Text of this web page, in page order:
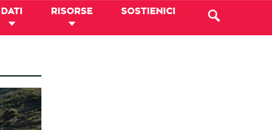
DATI RISORSE SOSTIENICI